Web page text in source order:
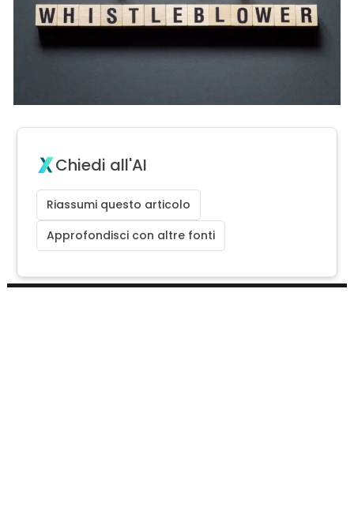
Chiedi all'AI
Riassumi questo articolo
Approfondisci con altre fonti